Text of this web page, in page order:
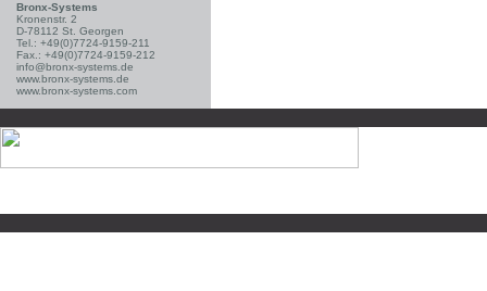
Bronx-Systems
Kronenstr. 2
D-78112 St. Georgen
Tel.: +49(0)7724-9159-211
Fax.: +49(0)7724-9159-212
info@bronx-systems.de
www.bronx-systems.de
www.bronx-systems.com